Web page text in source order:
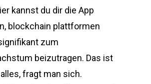
kannst du dir die App
blockchain plattformen
zum
beizutragen. Das ist
fragt man sich.